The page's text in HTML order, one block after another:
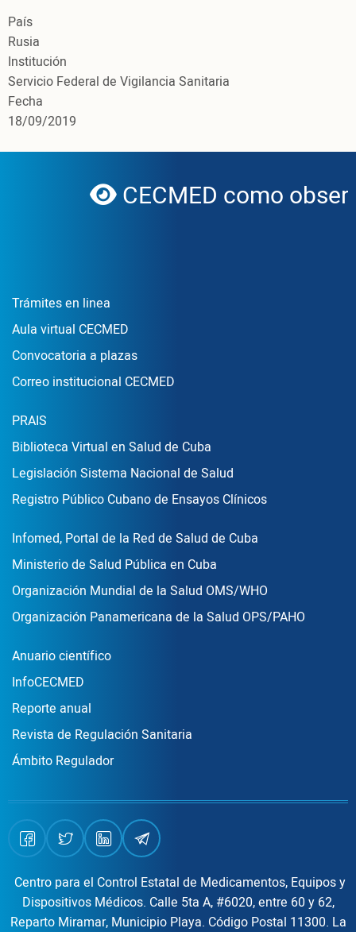
País
Rusia
Institución
Servicio Federal de Vigilancia Sanitaria
Fecha
18/09/2019
globe
CECMED como
Enlace Footer1
Trámites en linea
Aula virtual CECMED
Convocatoria a plazas
Correo institucional CECMED
Enlace Footer2
PRAIS
Biblioteca Virtual en Salud de Cuba
Legislación Sistema Nacional de Salud
Registro Público Cubano de Ensayos Clínicos
Enlace Footer3
Infomed, Portal de la Red de Salud de Cuba
Ministerio de Salud Pública en Cuba
Organización Mundial de la Salud OMS/WHO
Organización Panamericana de la Salud OPS/PAHO
Publicaciones
Anuario científico
InfoCECMED
Reporte anual
Revista de Regulación Sanitaria
Ámbito Regulador
Centro para el Control Estatal de Medicamentos, Equipos y
Dispositivos Médicos. Calle 5ta A, #6020, entre 60 y 62,
Reparto Miramar, Municipio Playa. Código Postal 11300. La